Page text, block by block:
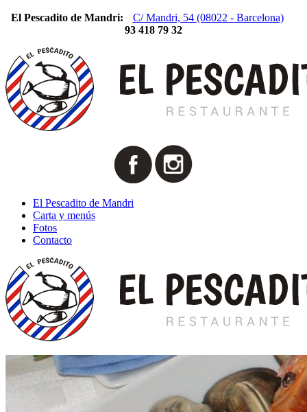
El Pescadito de Mandri:
C/ Mandri, 54 (08022 - Barcelona)
93 418 79 32
El Pescadito de Mandri
Carta y menús
Fotos
Contacto